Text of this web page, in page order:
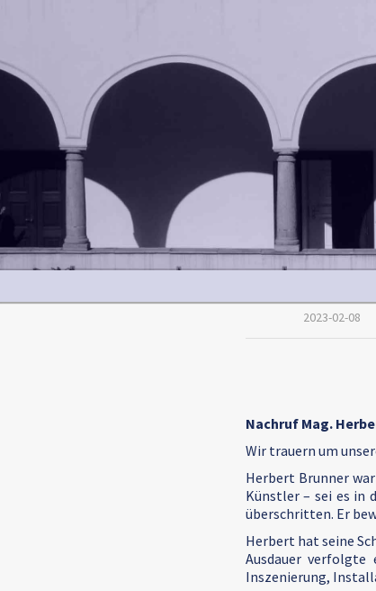
2023-02-08
Nachruf Mag.
Wir trauern um
Herbert Brunner
Künstler – sei es in
überschritten. Er
Herbert hat seine
Ausdauer
Inszenierung,